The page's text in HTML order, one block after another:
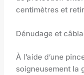
centimètres et
Dénudage et
À l’aide d’une
soigneusement la